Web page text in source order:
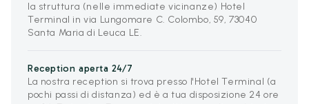
la struttura (nelle immediate vicinanze) Hotel
Terminal in via Lungomare C. Colombo, 59, 73040
Santa Maria di Leuca LE.
Reception aperta 24/7
La nostra reception si trova presso l'Hotel Terminal (a
pochi passi di distanza) ed è a tua disposizione 24 ore